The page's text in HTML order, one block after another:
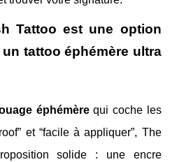
Tattoo est une option
tattoo éphémère ultra
éphémèrequi coche les
et “facile à appliquer”, The
solide : une encre